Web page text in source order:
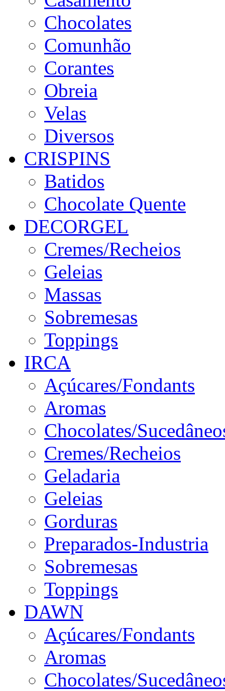
Chocolates
Comunhão
Corantes
Obreia
Velas
Diversos
CRISPINS
Batidos
Chocolate Quente
DECORGEL
Cremes/Recheios
Geleias
Massas
Sobremesas
Toppings
IRCA
Açúcares/Fondants
Aromas
Chocolates/
Cremes/Recheios
Geladaria
Geleias
Gorduras
Preparados-Industria
Sobremesas
Toppings
DAWN
Açúcares/Fondants
Aromas
Chocolates/